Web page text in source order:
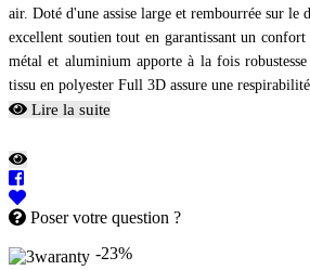
air. Doté d'une assise large et rembourrée sur le
excellent soutien tout en garantissant un
métal et aluminium apporte à la fois
tissu en polyester Full 3D assure une
Lire la suite
Poser votre question ?
-23%